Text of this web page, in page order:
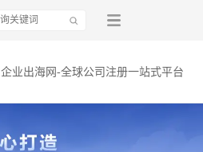
企业出海网-全球公司注册一站式平台